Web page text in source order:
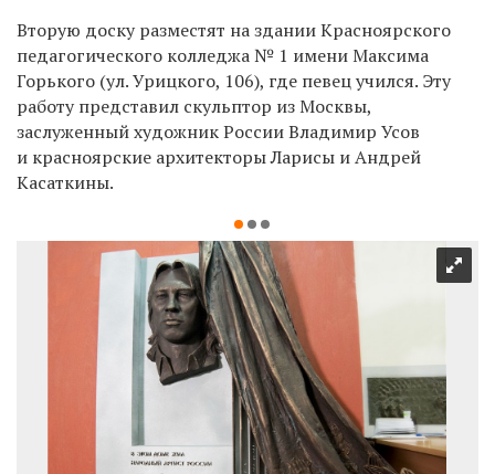
Вторую доску разместят на здании Красноярского
педагогического колледжа № 1 имени Максима
Горького (ул. Урицкого, 106), где певец учился. Эту
работу представил скульптор из Москвы,
заслуженный художник России Владимир Усов
и красноярские архитекторы Ларисы и Андрей
Касаткины.